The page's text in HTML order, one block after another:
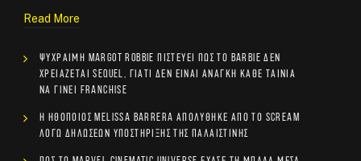
Read More
Ψύχραιμη Margot Robbie πιστεύει πως το Barbie δεν
χρειάζεται sequel, γιατί δεν είναι ανάγκη κάθε ταινία
να γίνει franchise
Η ηθοποιός Melissa Barrera απολύθηκε από το Scream
λόγω δηλώσεων υποστήριξης της Παλαιστίνης